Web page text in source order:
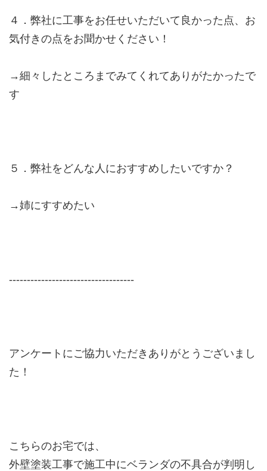
４．弊社に工事をお任せいただいて良かった点、お
気付きの点をお聞かせください！
→細々したところまでみてくれてありがたかったで
す
５．弊社をどんな人におすすめしたいですか？
→姉にすすめたい
‐‐‐‐‐‐‐‐‐‐‐‐‐‐‐‐‐‐‐‐‐‐‐‐‐‐‐‐‐‐‐‐‐‐‐
アンケートにご協力いただきありがとうございまし
た！
こちらのお宅では、
外壁塗装工事で施工中にベランダの不具合が判明し